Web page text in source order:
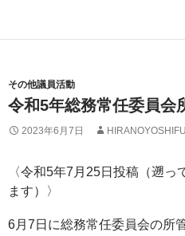
その他議員活動
令和5年総務常任委員会
2023年6月7日
〈令和5年7月25日投稿（遡
ます）〉
6月7日に総務常任委員会の所